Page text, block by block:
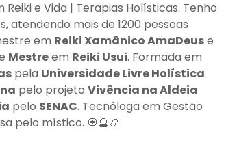
e Vida | Terapias Holísticas. Tenho
atendendo mais de 1200 pessoas
em Reiki Xamânico AmaDeuse
Mestreem Reiki Usui. Formada em
pela Universidade Livre Holística
pelo projeto Vivência na Aldeia
pelo SENAC. Tecnóloga em Gestão
pelo místico. 🧿🔮📿